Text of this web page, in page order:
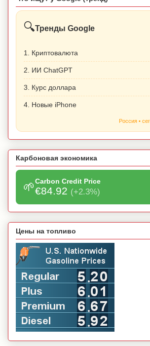
🔍Тренды Google
1. Криптовалюта
2. ИИ ChatGPT
3. Курс доллара
4. Новые iPhone
Россия •
Карбоновая экономика
🌱Carbon Credit Price
€84.92 (+2.3%)
Цены на топливо